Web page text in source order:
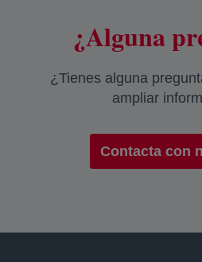
¿Alguna
¿Tienes alguna
ampliar
Contacta con